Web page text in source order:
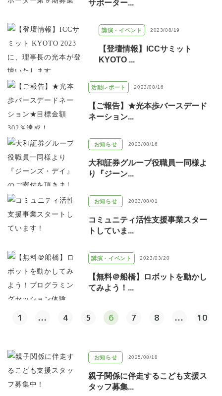
サポーター...
講演・イベント 2023/08/19
【登壇情報】ICCサミット
KYOTO ...
活動レポート 2023/08/16
【ご報告】★光本歩バースデード
ネーション...
お知らせ 2023/08/16
大和証券グループ役職員一同様よ
り『ジーン...
お知らせ 2023/08/01
コミュニティ活性支援事業スター
トしていま...
講演・イベント 2023/03/20
【無料＠船橋】ロボットを動かし
てみよう！...
1 ... 4 5 6 7 8 ... 10
お知らせ 2025/08/18
親子関係に伴走するこども支援ス
タッフ募集...